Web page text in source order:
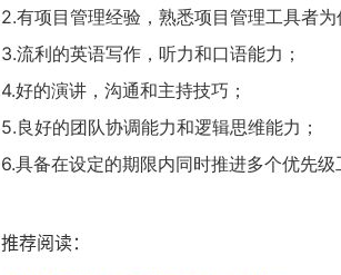
2.有项目管理经验，熟悉项目管理工具者为
3.流利的英语写作，听力和口语能力；
4.好的演讲，沟通和主持技巧；
5.良好的团队协调能力和逻辑思维能力；
6.具备在设定的期限内同时推进多个优先级
推荐阅读：